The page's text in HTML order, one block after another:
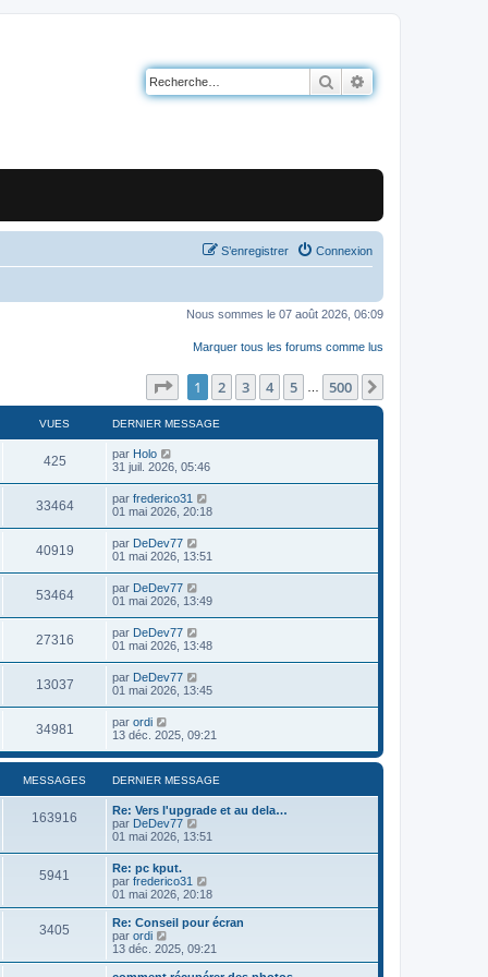
Rechercher
Connexion
S’enregistrer
Nous sommes le 07 août 2026, 06:09
Marquer tous les forums comme lus
Page sur500
1 2 3 4 5 500
VUES DERNIER MESSAGE
425 par Holo
31 juil. 2026, 05:46
33464 par frederico31
01 mai 2026, 20:18
40919 par DeDev77
01 mai 2026, 13:51
53464 par DeDev77
01 mai 2026, 13:49
27316 par DeDev77
01 mai 2026, 13:48
13037 par DeDev77
01 mai 2026, 13:45
34981 par ordi
13 déc. 2025, 09:21
MESSAGES DERNIER MESSAGE
163916
Re: Vers l'upgrade et au dela…
par DeDev77
o
l
e
d
e
r
i
e
01 mai 2026, 13:51
5941
Re: pc kput.
par frederico31
o
i
r
e
01 mai 2026, 20:18
3405
Re: Conseil pour écran
par ordi
o
i
r
13 déc. 2025, 09:21